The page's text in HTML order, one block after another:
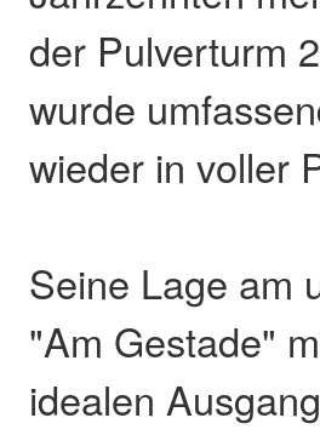
der Pulverturm
wurde
wieder in voller
Seine Lage am
"Am Gestade"
idealen